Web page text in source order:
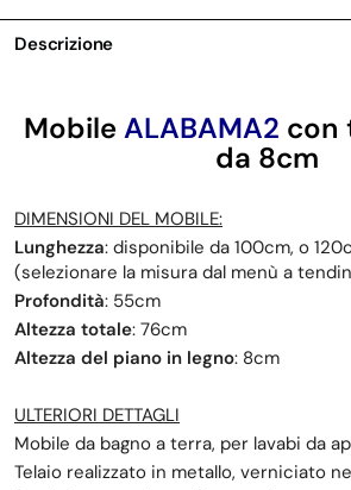
Descrizione
Mobile ALABAMA2 con
da 8cm
DIMENSIONI DEL MOBILE:
Lunghezza: disponibile da 100cm, o
(selezionare la misura dal menù a
Profondità: 55cm
Altezza totale: 76cm
Altezza del piano in legno: 8cm
ULTERIORI DETTAGLI
Mobile da bagno a terra, per lavabi da
Telaio realizzato in metallo, verniciato